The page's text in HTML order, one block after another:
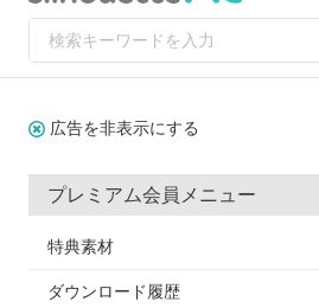
広告を非表示にする
プレミアム会員メニュー
特典素材
ダウンロード履歴